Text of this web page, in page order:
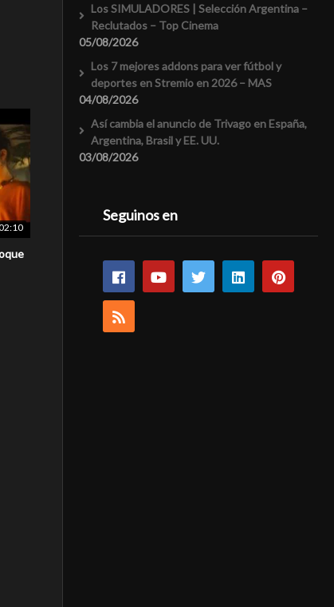
Los SIMULADORES | Selección Argentina –
Reclutados – Top Cinema
05/08/2026
Los 7 mejores addons para ver fútbol y
deportes en Stremio en 2026 – MAS
04/08/2026
Así cambia el anuncio de Trivago en España,
Argentina, Brasil y EE. UU.
03/08/2026
Seguinos en